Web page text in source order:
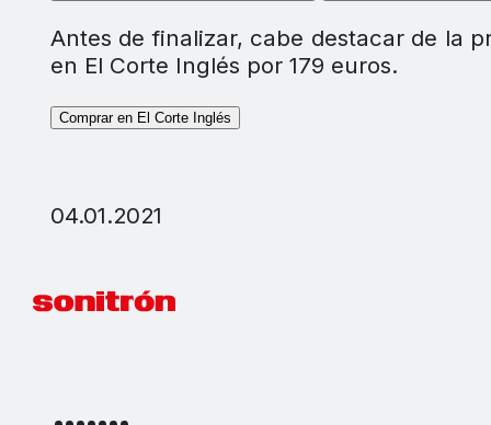
Antes de finalizar, cabe destacar de la
en El Corte Inglés por 179 euros.
Comprar en El Corte Inglés
04.01.2021